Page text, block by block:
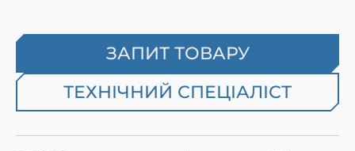
ЗАПИТ ТОВАРУ
ТЕХНІЧНИЙ СПЕЦІАЛІСТ